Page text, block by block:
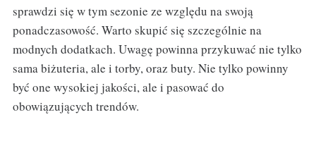
sprawdzi się w tym sezonie ze względu na swoją
ponadczasowość. Warto skupić się szczególnie na
modnych dodatkach. Uwagę powinna przykuwać nie tylko
sama biżuteria, ale i torby, oraz buty. Nie tylko powinny
być one wysokiej jakości, ale i pasować do
obowiązujących trendów.